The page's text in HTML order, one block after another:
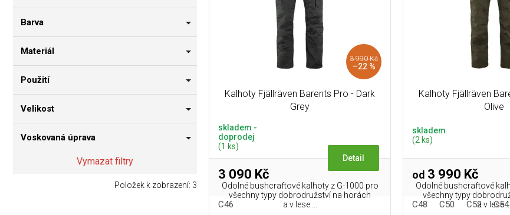
í
a
Barva
Materiál
Použití
Velikost
Voskovaná úprava
Vymazat filtry
Položek k zobrazení: 3
3 990 Kč
–22 %
Kalhoty Fjällräven Barents Pro - Dark
Grey
skladem -
doprodej
(1 ks)
3 090 Kč
Detail
Odolné bushcraftové kalhoty z G-1000 pro
všechny typy dobrodružství na horách
a v lese....
C46
Kalhoty Fjällräven
Olive
skladem
(2 ks)
od 3 990 Kč
Odolné bushcraftové
všechny typy
a v lese....
C48 C50 C52 C54